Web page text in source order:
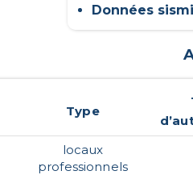
Données
Type
locaux
professionnels